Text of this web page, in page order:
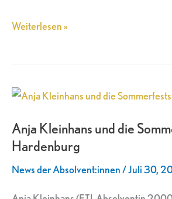
Weiterlesen »
Anja Kleinhans und die
Hardenburg
News der Absolvent:innen/Juli 30,
Anja
und
die